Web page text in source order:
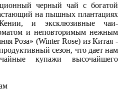
черный чай с богатой
на пышных плантациях
и эксклюзивные чаи-
и неповторимым нежным
Роза» (Winter Rose) из Китая -
сезон, что дает нам
купажи высочайшего